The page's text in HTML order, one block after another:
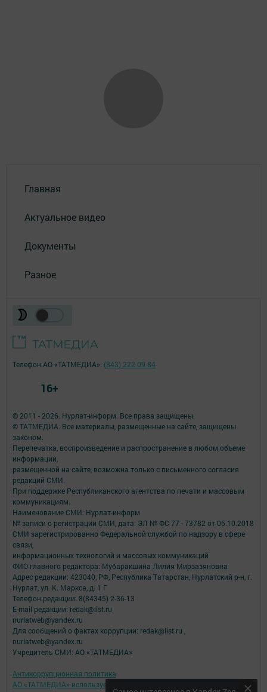
Главная
Актуальное видео
Документы
Разное
© 2011 - 2026. Нурлат-⁠информ. Все права защищены.
© ТАТМЕДИА. Все материалы, размещенные на сайте, защищены
законом.
Перепечатка, воспроизведение и распространение в любом объеме
информации,
размещенной на сайте, возможна только с письменного согласия
редакций СМИ.
При поддержке Республиканского агентства по печати и массовым
коммуникациям.
Наименование СМИ: Нурлат-⁠информ
№ записи о регистрации СМИ, дата: ЭЛ № ФС 77 -⁠ 73782 от 05.10.2018
СМИ зарегистрированно Федеральной службой по надзору в сфере
связи,
информационных технологий и массовых коммуникаций
ФИО главного редактора: Мубаракшина Лилия Мирзазяновна
Адрес редакции: 423040, РФ, Республика Татарстан, Нурлатский р-н, г.
Нурлат, ул. К. Маркса, д. 1 Г
Телефон редакции: 8(84345) 2-36-13
E-mail редакции: redak@list.ru
nurlatweb@yandex.ru
Для сообщений о фактах коррупции: redak@list.ru ,
nurlatweb@yandex.ru
Учредитель СМИ: АО «ТАТМЕДИА»
Антикоррупционная политика
АО «ТАТМЕДИА» использует «cookie»
для персонализации сервисов и
Телефон АО «ТАТМЕДИА»: (843) 222 09 84
16+